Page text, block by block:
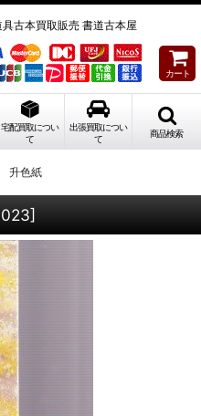
古本買取販売 書道古本屋
カート
宅配買取につい
て
出張買取につい
て
商品検索
升色紙
]